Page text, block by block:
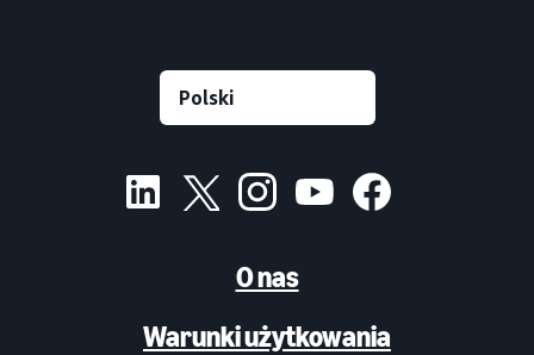
O nas
Warunki użytkowania